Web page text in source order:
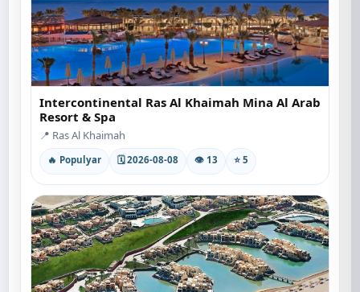
Intercontinental Ras Al Khaimah Mina Al Arab
Resort & Spa
📍 Ras Al Khaimah
🔥 Populyar 🗓 2026-08-08 👁 13 ⭐ 5